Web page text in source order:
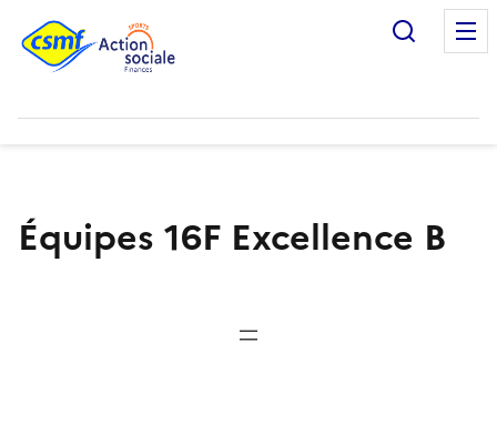
Équipes 16F Excellence B